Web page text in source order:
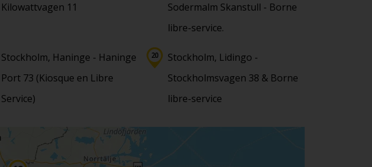
Kilowattvagen 11
Sodermalm Skanstull - Borne
libre-service.
Stockholm, Haninge - Haninge
Port 73 (Kiosque en Libre
Service)
Stockholm, Lidingo -
Stockholmsvagen 38 & Borne
libre-service